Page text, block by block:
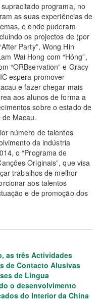
programa, no
as suas experiências de
e onde puderam
os projectos de (por
Party”, Wong Hin
Wai Hong com “Hóng”,
“ORBservation” e Gracy
espera promover
e fazer chegar mais
aos alunos de forma a
sobre o estado de
Macau.
número de talentos
da indústria
o “Programa de
Originais”, que visa
trabalhos de melhor
aos talentos
e de promoção dos
as três Actividades
de Contacto Alusivas
de Língua
o desenvolvimento
do Interior da China